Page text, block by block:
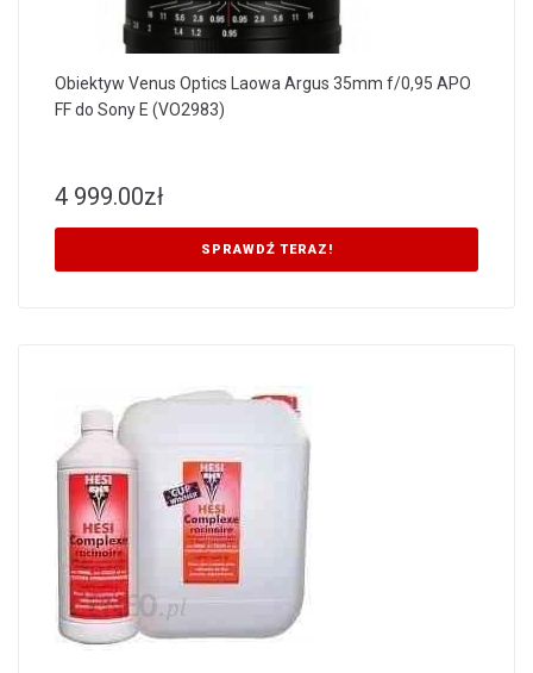
Obiektyw Venus Optics Laowa Argus 35mm f/0,95 APO
FF do Sony E (VO2983)
4 999.00zł
SPRAWDŹ TERAZ!